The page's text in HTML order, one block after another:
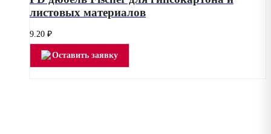
листовых материалов
9.20 ₽
Оставить заявку